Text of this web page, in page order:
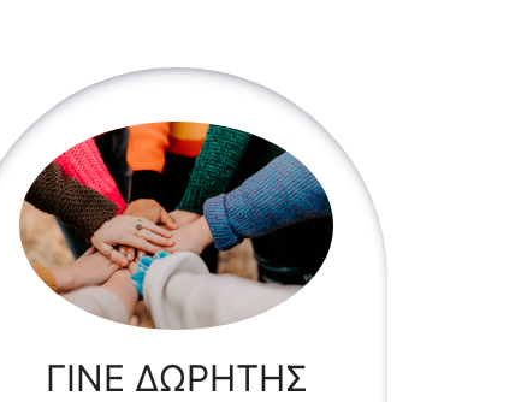
ΓΙΝΕ ΔΩΡΗΤΗΣ